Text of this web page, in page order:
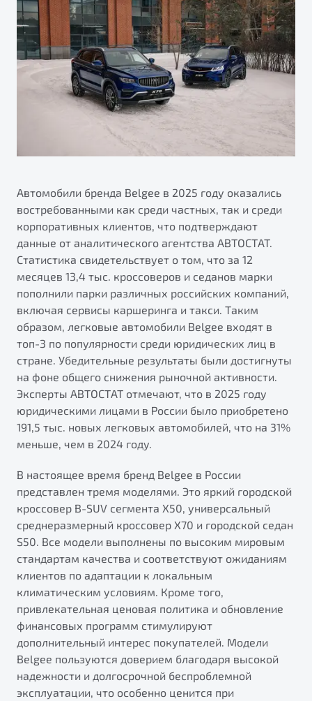
Яркий кроссовер
от 2 219 990 ₽*
В наличии
S50
Элегантный и практичный седан
от 1 699 990 ₽*
Обзор В наличии
X70
Универсальный кроссовер
от 2 499 990 ₽*
В наличии
Автокредит
Трейд-ин
Страхование
Расчет КАСКО
Узнайте о специальных выгодах при покупке
автомобиля Belgee
Подробно
Автомобили в наличии
Тест-драйв
Автокредит
ПОДДЕРЖКА
Гарантия Belgee
Belgee Линк
Belgee Клуб
Реферальная программа
Помощь на дорогах
Будьте еще более уверены на дорогах с программой
"Помощь на дорогах"
Преимущества программы
Запись на сервис
Калькулятор ТО
Клиентская поддержка
О дилерском центре
Правовая информация
Автомобили бренда Belgee в 2025 году оказались
востребованными как среди частных, так и среди
корпоративных клиентов, что подтверждают
данные от аналитического агентства АВТОСТАТ.
Статистика свидетельствует о том, что за 12
месяцев 13,4 тыс. кроссоверов и седанов марки
пополнили парки различных российских компаний,
включая сервисы каршеринга и такси. Таким
образом, легковые автомобили Belgee входят в
топ-3 по популярности среди юридических лиц в
стране. Убедительные результаты были достигнуты
на фоне общего снижения рыночной активности.
Эксперты АВТОСТАТ отмечают, что в 2025 году
юридическими лицами в России было приобретено
191,5 тыс. новых легковых автомобилей, что на 31%
меньше, чем в 2024 году.
В настоящее время бренд Belgee в России
представлен тремя моделями. Это яркий городской
кроссовер B-SUV сегмента X50, универсальный
среднеразмерный кроссовер X70 и городской седан
S50. Все модели выполнены по высоким мировым
стандартам качества и соответствуют ожиданиям
клиентов по адаптации к локальным
климатическим условиям. Кроме того,
привлекательная ценовая политика и обновление
финансовых программ стимулируют
дополнительный интерес покупателей. Модели
Belgee пользуются доверием благодаря высокой
надежности и долгосрочной беспроблемной
эксплуатации, что особенно ценится при